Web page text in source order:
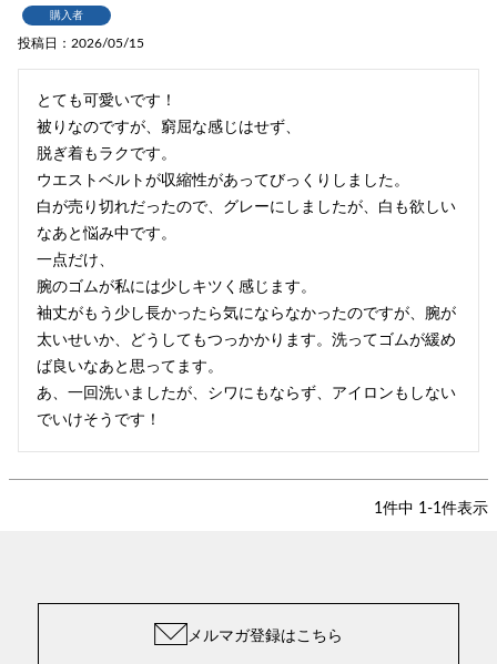
購入者
投稿日 2026/05/15
とても可愛いです！
被りなのですが、窮屈な感じはせず、
脱ぎ着もラクです。
ウエストベルトが収縮性があってびっくりしました。
白が売り切れだったので、グレーにしましたが、白も欲しい
なあと悩み中です。
一点だけ、
腕のゴムが私には少しキツく感じます。
袖丈がもう少し長かったら気にならなかったのですが、腕が
太いせいか、どうしてもつっかかります。洗ってゴムが緩め
ば良いなあと思ってます。
あ、一回洗いましたが、シワにもならず、アイロンもしない
1 件中 1 -1 件表示
メルマガ登録はこちら